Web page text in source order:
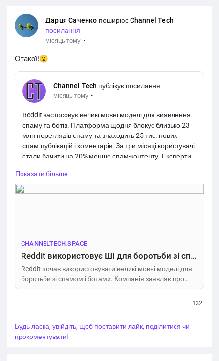
Дарця Саченко поширюєChannel Tech
посилання
місяць тому ·
Отакої!😮
Channel Tech публікує посилання
місяць тому ·
Reddit застосовує великі мовні моделі для виявлення
спаму та ботів. Платформа щодня блокує близько 23
млн переглядів спаму та знаходить 25 тис. нових
спам-публікацій і коментарів. За три місяці користувачі
стали бачити на 20% менше спам-контенту. Експерти
найефективнішою у поєднанні з перевіркою людьми.
https://channeltech.space/services/reddit-ai-spam-
Показати більше
CHANNELTECH.SPACE
Reddit використовує ШІ для боротьби зі спамом та ботами – Channel Tech
Reddit почав використовувати великі мовні моделі для
боротьби зі спамом і ботами. Компанія заявляє про
зменшення кількості спаму на 20%.
132
Будь ласка, увійдіть, щоб поставити лайк, поділитися чи
прокоментувати!